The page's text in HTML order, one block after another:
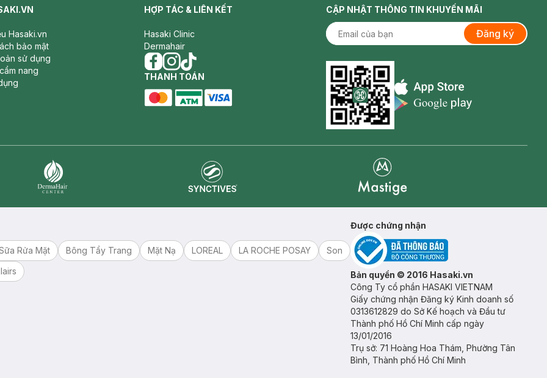
Hasaki.vn
bảo mật
sử dụng
nang
HỢP TÁC & LIÊN KẾT
Hasaki Clinic
Dermahair
facebook
instagram
tiktok
THANH TOÁN
CẬP NHẬT THÔNG TIN KHUYẾN MÃI
Đăng ký
Appstore icon
Rửa Mặt Bông Tẩy Trang Mặt Nạ LOREAL LA ROCHE POSAY
Son
Được chứng nhận
Bản quyền © 2016 Hasaki.vn
Công Ty cổ phần HASAKI VIETNAM
Giấy chứng nhận Đăng ký Kinh doanh số
0313612829 do Sở Kế hoạch và Đầu tư
Thành phố Hồ Chí Minh cấp ngày
13/01/2016
Trụ sở: 71 Hoàng Hoa Thám, Phường Tân
Bình, Thành phố Hồ Chí Minh